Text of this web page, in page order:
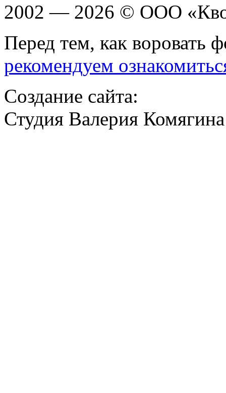
2002 — 2026 © ООО
Перед тем, как воровать
рекомендуем
Создание сайта:
Студия Валерия Комягина